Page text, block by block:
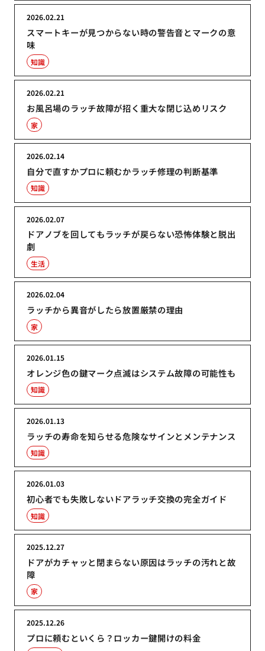
スマートキーが見つからない時の警告音とマークの意
味
2026.02.21
知識
お風呂場のラッチ故障が招く重大な閉じ込めリスク
2026.02.21
家
自分で直すかプロに頼むかラッチ修理の判断基準
2026.02.14
知識
ドアノブを回してもラッチが戻らない恐怖体験と脱出
劇
2026.02.07
生活
ラッチから異音がしたら放置厳禁の理由
2026.02.04
家
オレンジ色の鍵マーク点滅はシステム故障の可能性も
2026.01.15
知識
ラッチの寿命を知らせる危険なサインとメンテナンス
2026.01.13
知識
初心者でも失敗しないドアラッチ交換の完全ガイド
2026.01.03
知識
ドアがカチャッと閉まらない原因はラッチの汚れと故
障
2025.12.27
家
プロに頼むといくら？ロッカー鍵開けの料金
2025.12.26